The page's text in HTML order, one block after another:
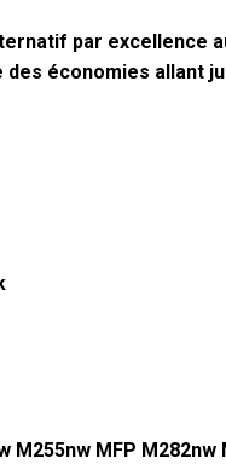
par excellence
économies allant
MFP M282nw